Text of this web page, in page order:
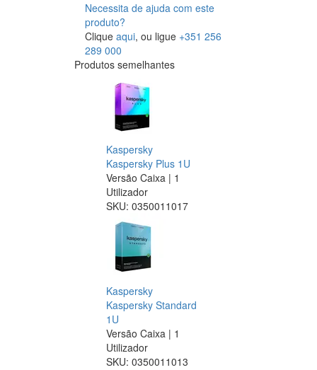
Necessita de ajuda com este
produto?
Clique aqui, ou ligue +351 256
289 000
Produtos semelhantes
Kaspersky
Kaspersky Plus 1U
Versão Caixa | 1
Utilizador
SKU: 0350011017
Kaspersky
Kaspersky Standard
1U
Versão Caixa | 1
Utilizador
SKU: 0350011013